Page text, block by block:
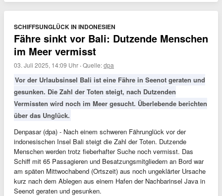
SCHIFFSUNGLÜCK IN INDONESIEN
Fähre sinkt vor Bali: Dutzende Menschen
im Meer vermisst
03. Juli 2025, 14:09 Uhr ·Quelle:dpa
Vor der Urlaubsinsel Bali ist eine Fähre in Seenot geraten und
gesunken. Die Zahl der Toten steigt, nach Dutzenden
Vermissten wird noch im Meer gesucht. Überlebende berichten
über das Unglück.
Denpasar (dpa) - Nach einem schweren Fährunglück vor der
indonesischen Insel Bali steigt die Zahl der Toten. Dutzende
Menschen werden trotz fieberhafter Suche noch vermisst. Das
Schiff mit 65 Passagieren und Besatzungsmitgliedern an Bord war
am späten Mittwochabend (Ortszeit) aus noch ungeklärter Ursache
kurz nach dem Ablegen aus einem Hafen der Nachbarinsel Java in
Seenot geraten und gesunken.